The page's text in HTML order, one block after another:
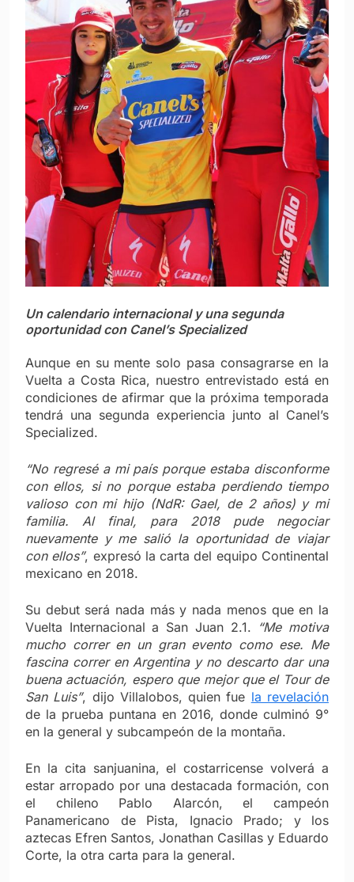
Un calendario internacional y una segunda
oportunidad con Canel’s Specialized
Aunque en su mente solo pasa consagrarse en la
Vuelta a Costa Rica, nuestro entrevistado está en
condiciones de afirmar que la próxima temporada
tendrá una segunda experiencia junto al Canel’s
Specialized.
“No regresé a mi país porque estaba disconforme
con ellos, si no porque estaba perdiendo tiempo
valioso con mi hijo (NdR: Gael, de 2 años) y mi
familia. Al final, para 2018 pude negociar
nuevamente y me salió la oportunidad de viajar
con ellos”, expresó la carta del equipo Continental
mexicano en 2018.
Su debut será nada más y nada menos que en la
Vuelta Internacional a San Juan 2.1. “Me motiva
mucho correr en un gran evento como ese. Me
fascina correr en Argentina y no descarto dar una
buena actuación, espero que mejor que el Tour de
San Luis”, dijo Villalobos, quien fue la revelación
de la prueba puntana en 2016, donde culminó 9°
en la general y subcampeón de la montaña.
En la cita sanjuanina, el costarricense volverá a
estar arropado por una destacada formación, con
el chileno Pablo Alarcón, el campeón
Panamericano de Pista, Ignacio Prado; y los
aztecas Efren Santos, Jonathan Casillas y Eduardo
Corte, la otra carta para la general.